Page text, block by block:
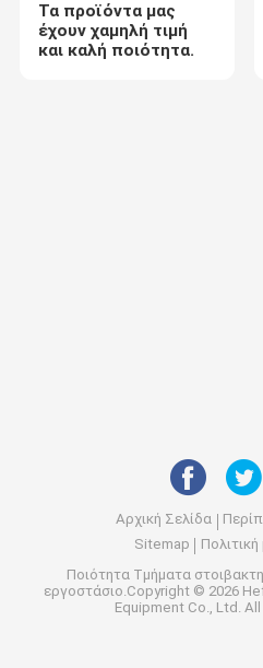
Τα προϊόντα μας
έχουν χαμηλή τιμή
και καλή ποιότητα.
Αρχική Σελίδα
Sitemap
Ποιότητα Τμήματα
εργοστάσιο.Copyright © 2026
Equipment Co., Ltd.